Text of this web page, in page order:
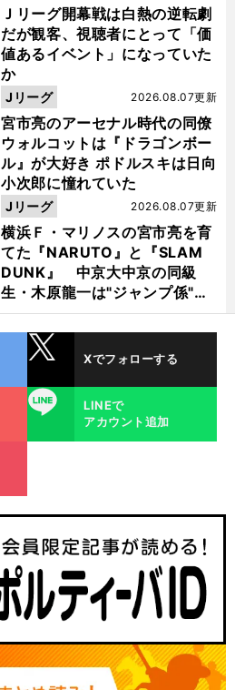
Ｊリーグ開幕戦は白熱の逆転劇
だが観客、視聴者にとって「価
値あるイベント」になっていた
か
宮市亮のアーセナル時代の同僚
ウォルコットは『ドラゴンボー
ル』が大好き ポドルスキは日向
小次郎に憧れていた
2026.08.07更新
Jリーグ
横浜Ｆ・マリノスの宮市亮を育
てた『NARUTO』と『SLAM
DUNK』 中京大中京の同級
生・木原龍一は"ジャンプ係"だ
った
2026.08.07更新
Jリーグ
Xでフォローする
LINE
LINEで
アカウント追加